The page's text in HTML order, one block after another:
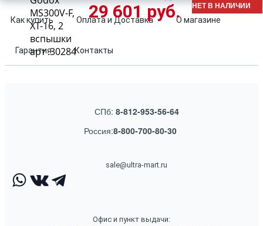
Как купить Оплата и Доставка О магазине
Гарантия Контакты
СПб: 8-812-953-56-64
Россия:8-800-700-80-30
sale@ultra-mart.ru
Офис и пункт выдачи:
MS300V-F,
XT-16, 2
вспышки
арт .30284
29 601 руб. НЕТ В НАЛИЧИИ